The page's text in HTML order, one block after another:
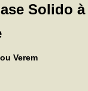
Solido à
Verem